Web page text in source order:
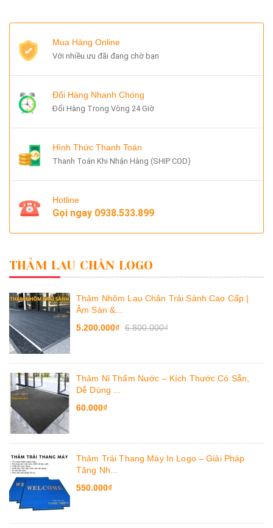
Mua Hàng Online
Với nhiều ưu đãi đang chờ bạn
Đổi Hàng Nhanh Chóng
Đổi Hàng Trong Vòng 24 Giờ
Hình Thức Thanh Toán
Thanh Toán Khi Nhận Hàng (SHIP COD)
Hotline
Gọi ngay 0938.533.899
THẢM LAU CHÂN LOGO
Thảm Nhôm Lau Chân Trải Sảnh Cao Cấp |
Âm Sàn &...
5.200.000₫ 6.800.000₫
Thảm Nỉ Thấm Nước – Kích Thước Có Sẵn,
Dễ Dùng ...
60.000₫
Thảm Trải Thang Máy In Logo – Giải Pháp
Tăng Nh...
550.000₫